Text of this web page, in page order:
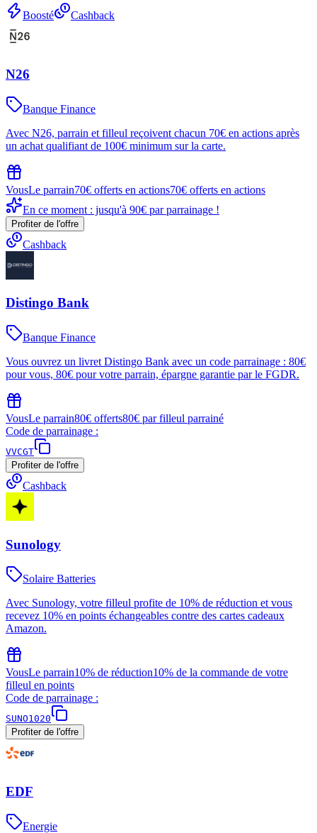
Boosté Cashback
N26
Banque Finance
Avec N26, parrain et filleul reçoivent chacun 70€ en actions après
un achat qualifiant de 100€ minimum sur la carte.
VousLe parrain70€ offerts en actions70€ offerts en actions
En ce moment : jusqu'à 90€ par parrainage !
Profiter de l'offre
Cashback
Distingo Bank
Banque Finance
Vous ouvrez un livret Distingo Bank avec un code parrainage : 80€
pour vous, 80€ pour votre parrain, épargne garantie par le FGDR.
VousLe parrain80€ offerts80€ par filleul parrainé
Code de parrainage :
VVCGT
Profiter de l'offre
Cashback
Sunology
Solaire Batteries
Avec Sunology, votre filleul profite de 10% de réduction et vous
recevez 10% en points échangeables contre des cartes cadeaux
Amazon.
VousLe parrain10% de réduction10% de la commande de votre
filleul en points
Code de parrainage :
SUNO1020
Profiter de l'offre
EDF
Energie